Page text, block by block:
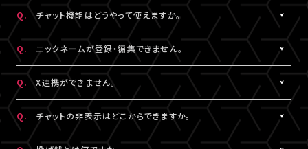
720P 6Mbps以上 9Mbps以上
480P 2Mbps以上 3Mbps以上
360P 0.8Mbps以上 1.2Mbps以上
解像度が選択できる推奨ブラウザは下記のとおりです。
Windows：Chrome、Firefox、Edge
Mac：Chrome、Firefox
が異なります。
内「チケット購入情報」よりアクセスいただけます。
※「決済完了のお知らせ」メールでもご案内しております。
Q. チャット機能はどうやって使えますか。
A.
ライブ配信中にご利用いただけるサービスです。
ただし、公演によってはチャット機能をご利用いただけない場合が
あります。
詳細はチケット販売ページでご確認ください。
Q. ニックネームが登録・編集できません。
A.
チャットをするには、ニックネームの設定が必要です。
ニックネームは「マイページ
」内「投稿設定」にて登録・変更が可能
です。
絵文字・機種依存文字等が含まれている場合は登録できませんの
でご注意ください。
Q. X連携ができません。
A. X連携は「マイページ」内「投稿設定」にて設定が可能です。
詳しくは こちらをご確認ください。
※X連携は配信視聴ページからも設定いただけます。
Q. チャットの非表示はどこからできますか。
A. チャット欄下部の「チャットを非表示」（スマートフォンではチャット